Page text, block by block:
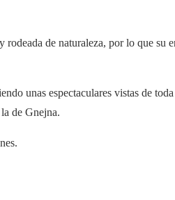
rodeada de naturaleza, por lo que su
unas espectaculares vistas de
de Gnejna.